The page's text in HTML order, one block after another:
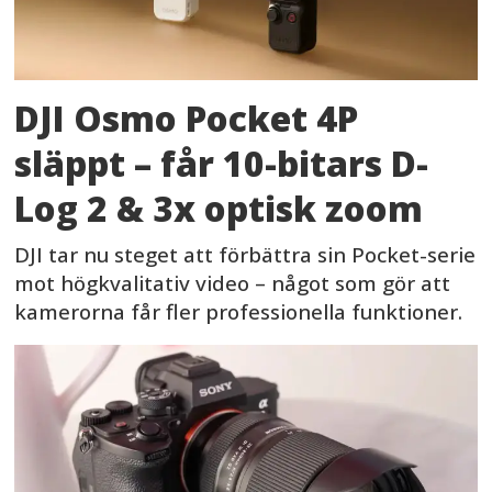
DJI Osmo Pocket 4P
släppt – får 10-bitars D-
Log 2 & 3x optisk zoom
DJI tar nu steget att förbättra sin Pocket-serie
mot högkvalitativ video – något som gör att
kamerorna får fler professionella funktioner.